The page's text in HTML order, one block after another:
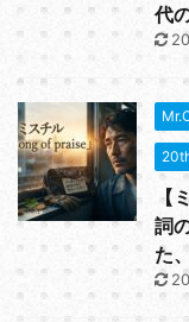
代
【
詞
た